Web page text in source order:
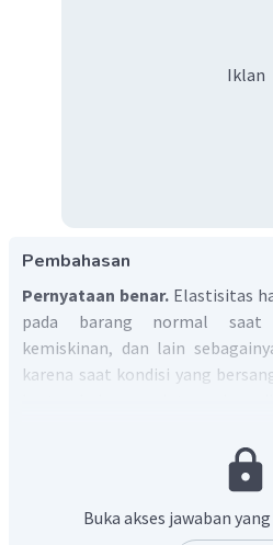
Iklan
Pembahasan
Pernyataan benar. Elastisitas
pada barang normal saat
kemiskinan, dan lain
karena saat kondisi yang
. Pernyataan
benar dan alasan
Buka akses jawaban